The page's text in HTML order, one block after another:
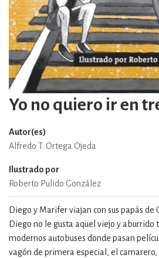
Yo no quiero ir en
Autor(es)
Alfredo T. Ortega Ojeda
Ilustrado por
Roberto Pulido González
Diego y Marifer viajan con sus papás de
Diego no le gusta aquel viejo y aburrido
modernos autobuses donde pasan
vagón de primera especial, el